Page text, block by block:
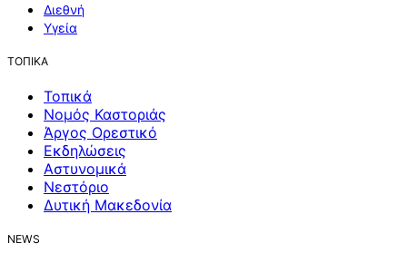
Διεθνή
Υγεία
ΤΟΠΙΚΑ
Τοπικά
Νομός Καστοριάς
Άργος Ορεστικό
Εκδηλώσεις
Αστυνομικά
Νεστόριο
Δυτική Μακεδονία
NEWS